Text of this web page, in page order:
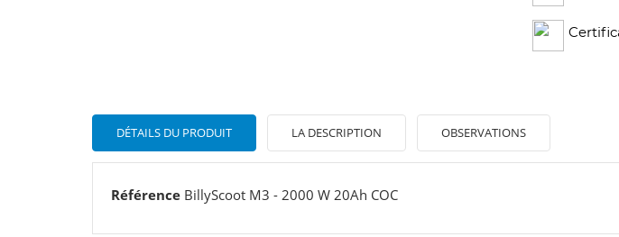
DÉTAILS DU PRODUIT LA DESCRIPTION OBSERVATIONS
Référence BillyScoot M3 - 2000 W 20Ah COC